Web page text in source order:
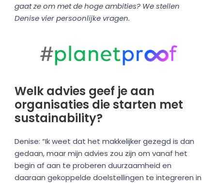
gaat ze om met de hoge ambities? We stellen
Denise vier persoonlijke vragen.
Welk advies geef je aan
organisaties die starten met
sustainability?
Denise: “Ik weet dat het makkelijker gezegd is dan
gedaan, maar mijn advies zou zijn om vanaf het
begin af aan te proberen duurzaamheid en
daaraan gekoppelde doelstellingen te integreren in